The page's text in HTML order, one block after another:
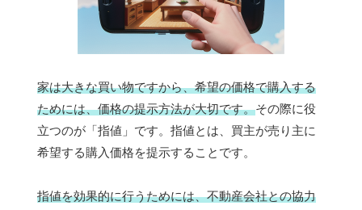
家は大きな買い物ですから、希望の価格で購入する
ためには、価格の提示方法が大切です。その際に役
立つのが「指値」です。指値とは、買主が売り主に
希望する購入価格を提示することです。
指値を効果的に行うためには、不動産会社との協力